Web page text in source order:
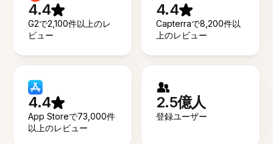
4.4
G2で2,100件以上のレ
ビュー
4.4
Capterraで8,200件以
上のレビュー
4.4
App Storeで73,000件
以上のレビュー
2.5億人
登録ユーザー